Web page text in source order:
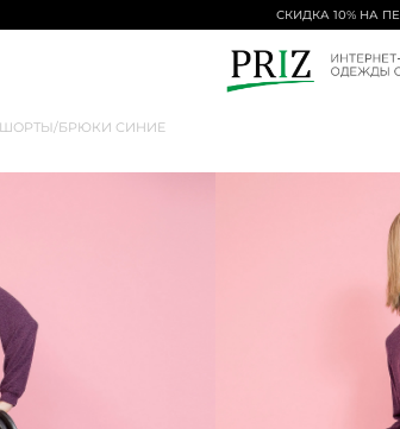
СКИДКА 10% НА
/БРЮКИ СИНИЕ